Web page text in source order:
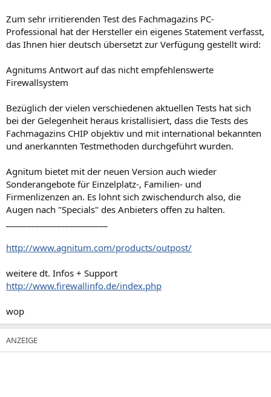
Zum sehr irritierenden Test des Fachmagazins PC-
Professional hat der Hersteller ein eigenes Statement verfasst,
das Ihnen hier deutsch übersetzt zur Verfügung gestellt wird:
Agnitums Antwort auf das nicht empfehlenswerte
Firewallsystem
Bezüglich der vielen verschiedenen aktuellen Tests hat sich
bei der Gelegenheit heraus kristallisiert, dass die Tests des
Fachmagazins CHIP objektiv und mit international bekannten
und anerkannten Testmethoden durchgeführt wurden.
Agnitum bietet mit der neuen Version auch wieder
Sonderangebote für Einzelplatz-, Familien- und
Firmenlizenzen an. Es lohnt sich zwischendurch also, die
Augen nach "Specials" des Anbieters offen zu halten.
http://www.agnitum.com/products/outpost/
weitere dt. Infos + Support
http://www.firewallinfo.de/index.php
wop